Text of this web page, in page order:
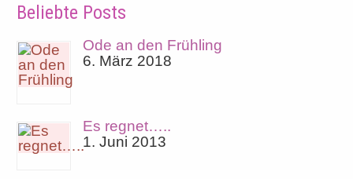
Beliebte Posts
Ode an den Frühling
6. März 2018
Es regnet…..
1. Juni 2013